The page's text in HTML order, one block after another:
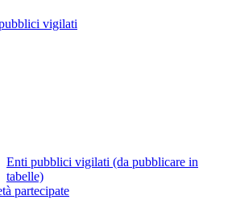
vigilati
Enti pubblici vigilati (da pubblicare in
tabelle)
partecipate